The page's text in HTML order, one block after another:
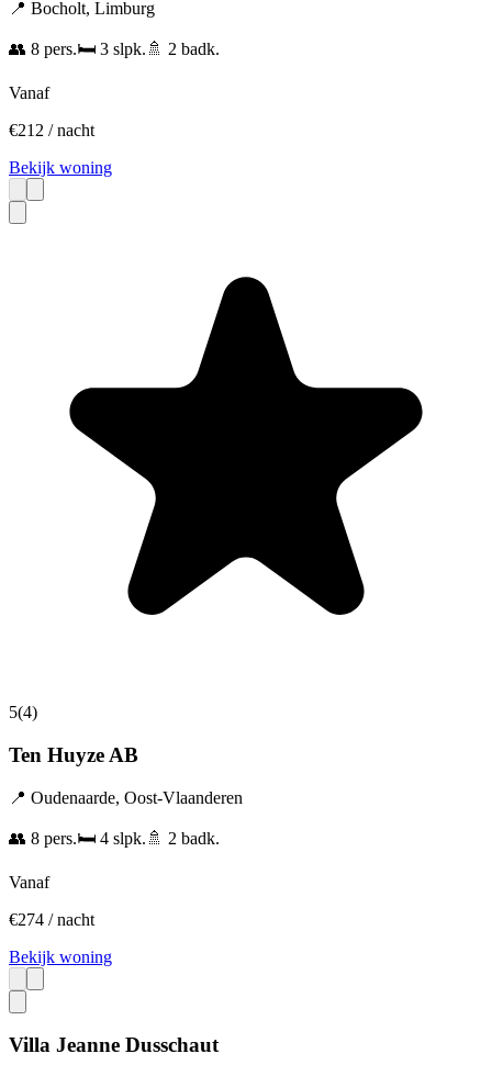
📍 Bocholt, Limburg
👥 8 pers.🛏️ 3 slpk. 🚿 2 badk.
Vanaf
€212 / nacht
Bekijk woning
5(4)
Ten Huyze AB
📍 Oudenaarde, Oost-Vlaanderen
👥 8 pers.🛏️ 4 slpk. 🚿 2 badk.
Vanaf
€274 / nacht
Bekijk woning
Villa Jeanne Dusschaut